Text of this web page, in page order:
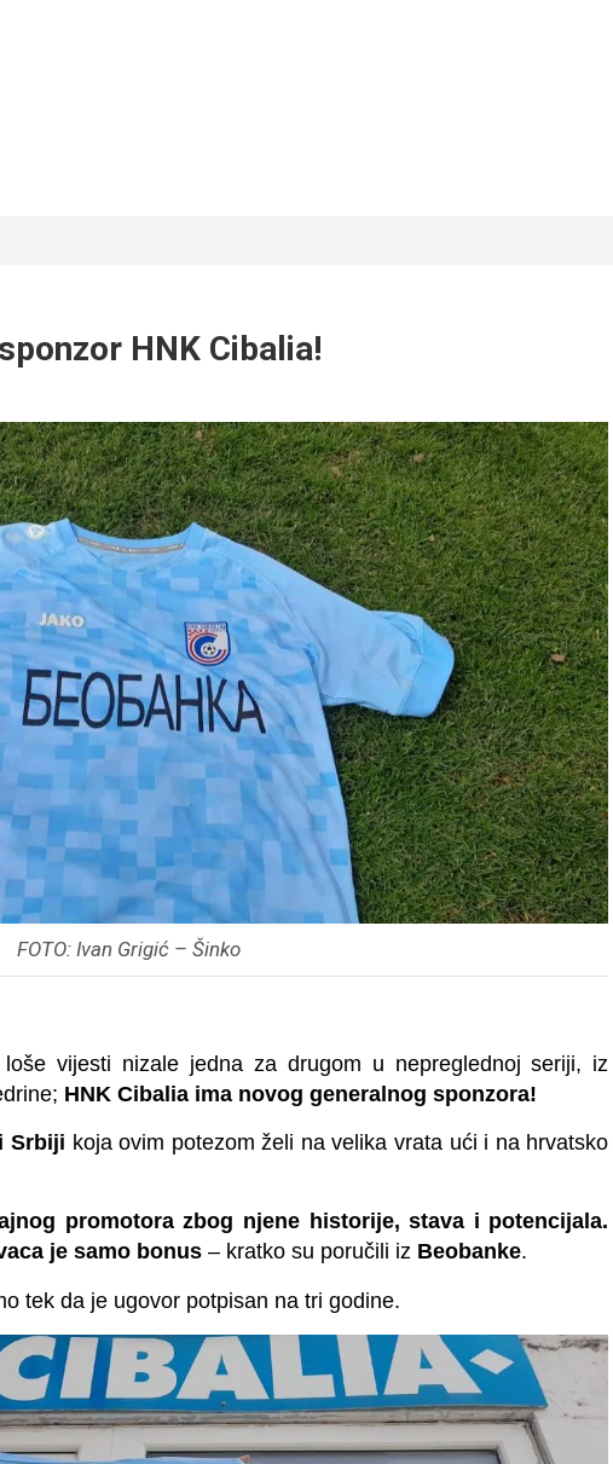
HNK Cibalia!
FOTO: Ivan Grigić – Šinko
vijesti nizale jedna za drugom u nepreglednoj seriji, iz
HNK Cibalia ima novog generalnog sponzora!
Srbiji koja ovim potezom želi na velika vrata ući i na hrvatsko
promotora zbog njene historije, stava i potencijala.
je samo bonus – kratko su poručili iz Beobanke.
tek da je ugovor potpisan na tri godine.